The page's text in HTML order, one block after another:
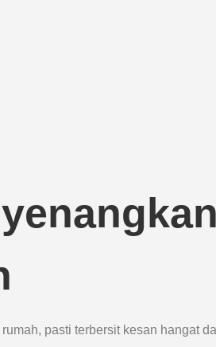
pasti terbersit kesan hangat